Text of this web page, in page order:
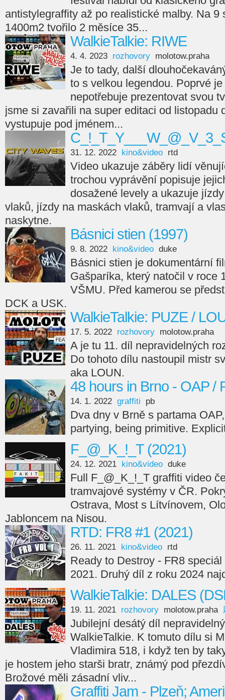
antistylegraffity až po realistické malby. Na 9
1400m2 tvořilo 2 měsíce 35...
WalkieTalkie: RIWE
4. 4. 2023 rozhovory molotow.praha
Je to tady, další
to s velkou legendou. Poprvé
nepotřebuje prezentovat svou
jsme si zavařili na super editaci od listopadu
vystupuje pod jménem...
31. 12. 2022 kino&video rtd
Video ukazuje záběry lidí
trochou vyprávění popisuje
dosažené levely a ukazuje
vlaků, jízdy na maskách vlaků, tramvají a
naskytne.
Básnici stien (1997)
9. 8. 2022 kino&video duke
Básnici stien je dokumentární
Gašparíka, který natočil v roce
VŠMU. Před kamerou se
DCK a USK.
WalkieTalkie: PUZE /
17. 5. 2022 rozhovory molotow.praha
A je tu 11. díl nepravidelných
Do tohoto dílu nastoupil mistr
aka LOUN.
48 hours in Brno - OAP /
14. 1. 2022 graffiti pb
Dva dny v Brně s partama
partying, being primitive.
F_@_K_!_T (2021)
24. 12. 2021 kino&video duke
Full F_@_K_!_T graffiti video
tramvajové systémy v ČR.
Ostrava, Most s Lítvínovem,
Jabloncem na Nisou.
RTD: FR8 #1 (2021)
26. 11. 2021 kino&video rtd
Ready to Destroy - FR8
2021. Druhý díl z roku 2024
WalkieTalkie: DALES
19. 11. 2021 rozhovory molotow.praha
Jubilejní desátý díl
WalkieTalkie. K tomuto dílu si
Vladimira 518, i když ten by
je hostem jeho starši bratr, známý pod
Brožové měli zásadní vliv...
Graffiti Jam - Plzeň;